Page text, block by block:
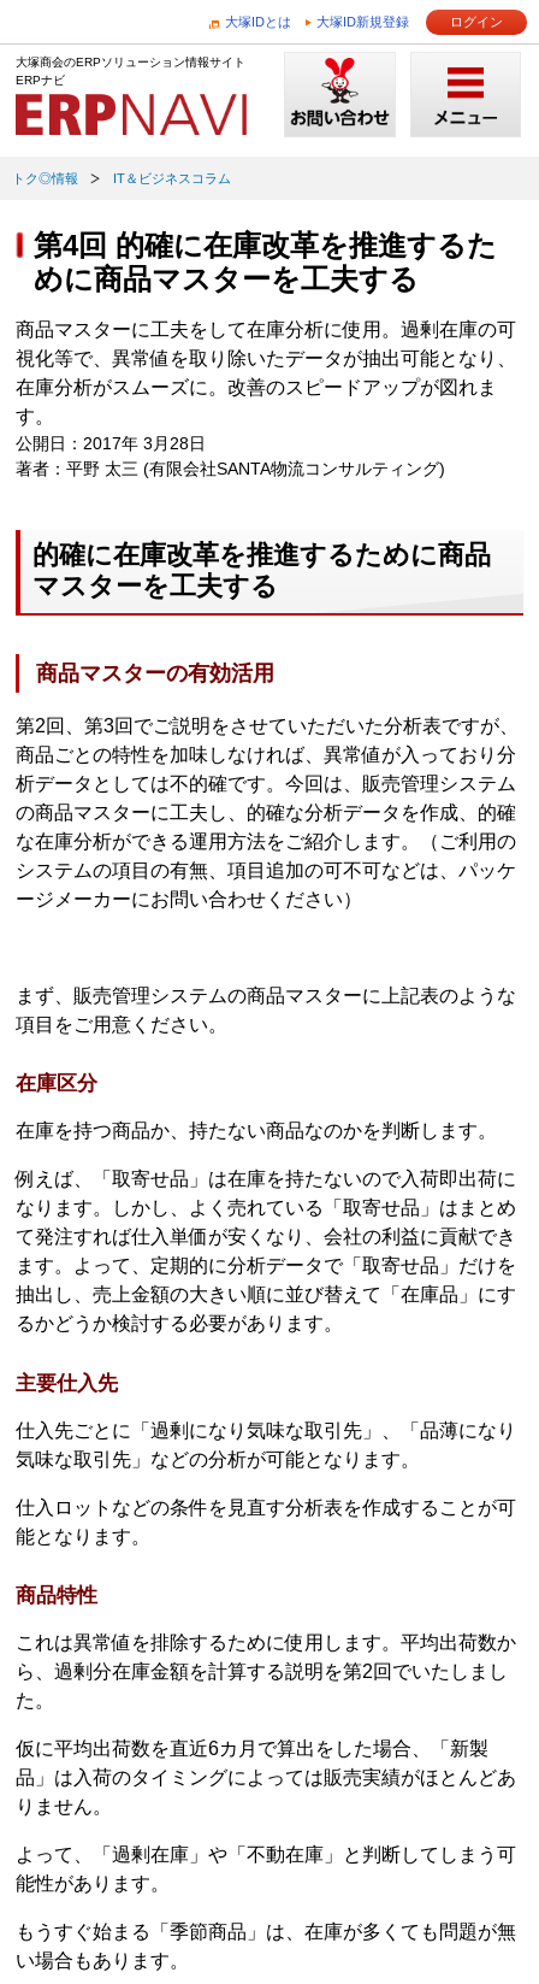
大塚IDとは 大塚ID新規登録 ログイン
大塚商会のERPソリューション情報サイト
ERPナビ
トク◎情報 IT＆ビジネスコラム
第4回 的確に在庫改革を推進するた
めに商品マスターを工夫する
商品マスターに工夫をして在庫分析に使用。過剰在庫の可
視化等で、異常値を取り除いたデータが抽出可能となり、
在庫分析がスムーズに。改善のスピードアップが図れま
す。
公開日：2017年 3月28日
著者：平野 太三 (有限会社SANTA物流コンサルティング)
的確に在庫改革を推進するために商品
マスターを工夫する
商品マスターの有効活用
第2回、第3回でご説明をさせていただいた分析表ですが、
商品ごとの特性を加味しなければ、異常値が入っており分
析データとしては不的確です。今回は、販売管理システム
の商品マスターに工夫し、的確な分析データを作成、的確
な在庫分析ができる運用方法をご紹介します。（ご利用の
システムの項目の有無、項目追加の可不可などは、パッケ
ージメーカーにお問い合わせください）
まず、販売管理システムの商品マスターに上記表のような
項目をご用意ください。
在庫区分
在庫を持つ商品か、持たない商品なのかを判断します。
例えば、「取寄せ品」は在庫を持たないので入荷即出荷に
なります。しかし、よく売れている「取寄せ品」はまとめ
て発注すれば仕入単価が安くなり、会社の利益に貢献でき
ます。よって、定期的に分析データで「取寄せ品」だけを
抽出し、売上金額の大きい順に並び替えて「在庫品」にす
るかどうか検討する必要があります。
主要仕入先
仕入先ごとに「過剰になり気味な取引先」、「品薄になり
気味な取引先」などの分析が可能となります。
仕入ロットなどの条件を見直す分析表を作成することが可
能となります。
商品特性
これは異常値を排除するために使用します。平均出荷数か
ら、過剰分在庫金額を計算する説明を第2回でいたしまし
た。
仮に平均出荷数を直近6カ月で算出をした場合、「新製
品」は入荷のタイミングによっては販売実績がほとんどあ
りません。
よって、「過剰在庫」や「不動在庫」と判断してしまう可
能性があります。
もうすぐ始まる「季節商品」は、在庫が多くても問題が無
い場合もあります。